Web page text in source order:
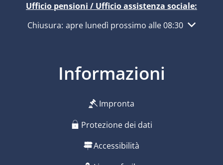
Ufficio pensioni / Ufficio assistenza sociale:
Fare clic per nascondere altri orari di apertura o
Chiusura: apre lunedì prossimo alle 08:30
Informazioni
Impronta
Protezione dei dati
Accessibilità